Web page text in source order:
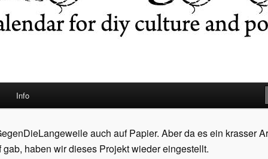
Info
auch auf Papier. Aber da es ein krasser
haben wir dieses Projekt wieder eingestellt.